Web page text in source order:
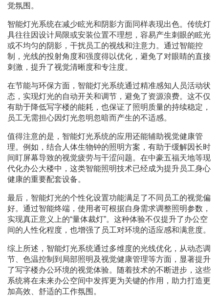
觉氛围。
智能灯光系统在减少眩光和阴影方面同样表现出色。传统灯
具往往因设计局限或安装位置不理想，容易产生刺眼的眩光
或不均匀的阴影，干扰员工的视线和注意力。通过智能控
制，光线的投射角度和强度得以优化，避免了对眼睛的直接
刺激，提升了视觉清晰度和专注度。
在节能与环保方面，智能灯光系统通过精准感知人员活动状
态，实现灯光的自动开关和调节，避免了资源浪费。这不仅
有助于降低写字楼的能耗，也保证了照明质量的持续稳定，
员工无需担心因灯光忽明忽暗而产生的不适感。
值得注意的是，智能灯光系统的应用还能辅助视觉健康管
理。例如，结合人体生物钟的照明方案，有助于缓解因长时
间盯屏幕导致的视觉疲劳与干涩问题。在中豪五福天地等现
代化办公大楼中，这类智能照明技术已经成为提升员工身心
健康的重要配套设备。
最后，智能灯光的个性化设置功能满足了不同员工的视觉偏
好。通过智能终端，使用者可根据自身需求调整照明参数，
实现真正意义上的“量体裁灯”。这种体验不仅提升了办公空
间的人性化程度，也增强了员工对环境的适应感和满意度。
综上所述，智能灯光系统通过多维度的光线优化，从动态调
节、色温控制到局部照明及视觉健康管理等方面，显著提升
了写字楼办公环境的视觉体验。随着技术的不断进步，这些
系统将在未来办公空间中发挥更为关键的作用，助力打造更
加高效、舒适的工作氛围。